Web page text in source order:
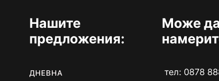
Нашите
предложения:
ДНЕВНА
Може
тел: 0878